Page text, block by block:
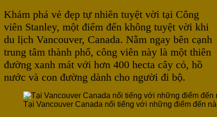
Khám phá vẻ đẹp tự nhiên tuyệt vời tại Công
viên Stanley, một điểm đến không tuyệt vời khi
du lịch Vancouver, Canada. Nằm ngay bên cạnh
trung tâm thành phố, công viên này là một thiên
đường xanh mát với hơn 400 hecta cây cỏ, hồ
nước và con đường dành cho người đi bộ.
Tại Vancouver Canada nổi tiếng với những điểm đến